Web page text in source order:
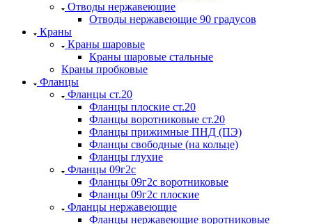
Отводы нержавеющие
Отводы нержавеющие 90 градусов
Краны
Краны шаровые
Краны шаровые стальные
Краны пробковые
Фланцы
Фланцы ст.20
Фланцы плоские ст.20
Фланцы воротниковые ст.20
Фланцы прижимные ПНД (ПЭ)
Фланцы свободные (на кольце)
Фланцы глухие
Фланцы 09г2с
Фланцы 09г2с воротниковые
Фланцы 09г2с плоские
Фланцы нержавеющие
Фланцы нержавеющие воротниковые